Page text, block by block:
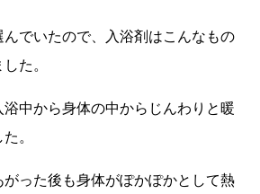
でいたので、入浴剤はこんなもの
た。
浴中から身体の中からじんわりと暖
。
がった後も身体がぽかぽかとして熱